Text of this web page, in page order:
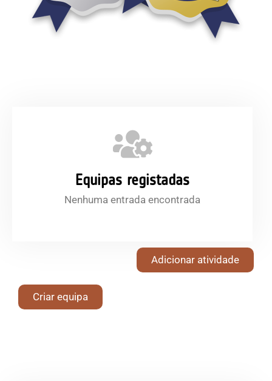
Equipas registadas
Nenhuma entrada encontrada
Adicionar atividade
Criar equipa